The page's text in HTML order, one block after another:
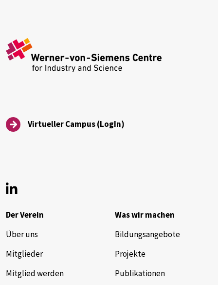
Virtueller Campus (LogIn)
Der Verein
Über uns
Mitglieder
Mitglied werden
Was wir machen
Bildungsangebote
Projekte
Publikationen